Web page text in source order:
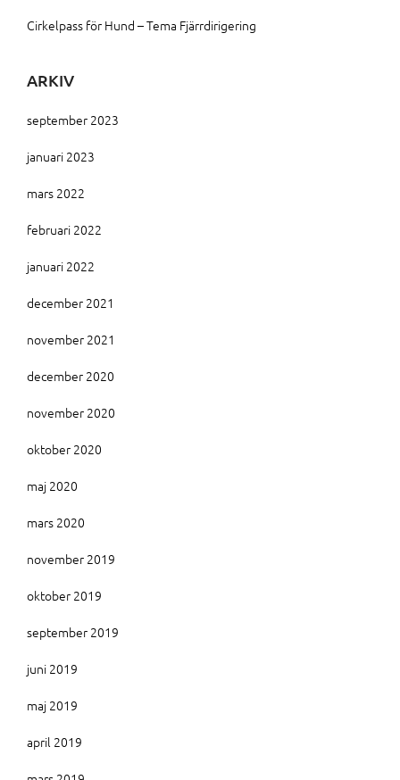
Cirkelpass för Hund – Tema Fjärrdirigering
ARKIV
september 2023
januari 2023
mars 2022
februari 2022
januari 2022
december 2021
november 2021
december 2020
november 2020
oktober 2020
maj 2020
mars 2020
november 2019
oktober 2019
september 2019
juni 2019
maj 2019
april 2019